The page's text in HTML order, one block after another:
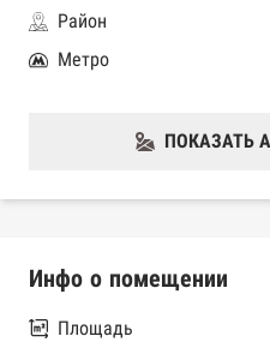
Район
Метро
ПОКАЗАТЬ
Инфо о помещении
Площадь